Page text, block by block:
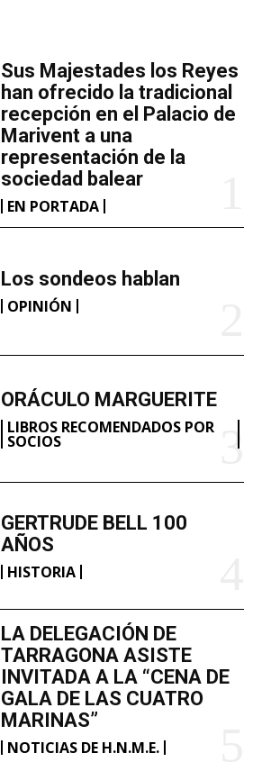
​Sus Majestades los Reyes
han ofrecido la tradicional
recepción en el Palacio de
Marivent​ a una
representación de la
sociedad balear
EN PORTADA
Los sondeos hablan
OPINIÓN
ORÁCULO MARGUERITE
LIBROS RECOMENDADOS POR
SOCIOS
GERTRUDE BELL 100
AÑOS
HISTORIA
LA DELEGACIÓN DE
TARRAGONA ASISTE
INVITADA A LA “CENA DE
GALA DE LAS CUATRO
MARINAS”
NOTICIAS DE H.N.M.E.